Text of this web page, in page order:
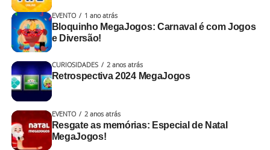
EVENTO 1 ano atrás
Bloquinho MegaJogos: Carnaval é com Jogos
e Diversão!
CURIOSIDADES 2 anos atrás
Retrospectiva 2024 MegaJogos
EVENTO 2 anos atrás
Resgate as memórias: Especial de Natal
MegaJogos!